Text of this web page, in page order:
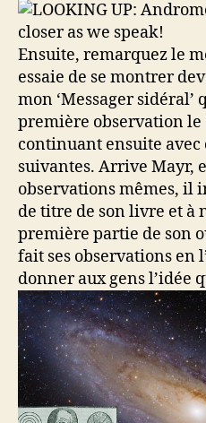
Ensuite, remarquez le
essaie de se montrer
mon ‘Messager sidéral’
première observation le
continuant ensuite avec
suivantes. Arrive Mayr,
observations mêmes, il
de titre de son livre et à
première partie de son
fait ses observations en
donner aux gens l’idée